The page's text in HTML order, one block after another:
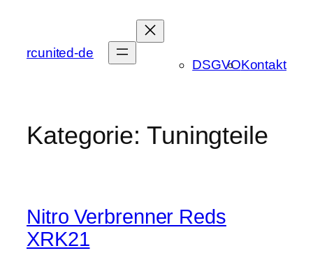
springen
rcunited-de
DSGVOKontakt
Kategorie: Tuningteile
Nitro Verbrenner Reds
XRK21